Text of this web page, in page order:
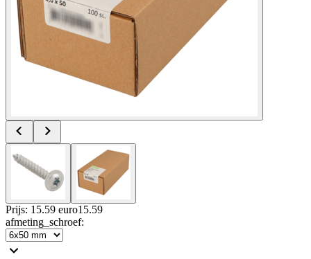
Prijs: 15.59 euro15.59
afmeting_schroef: